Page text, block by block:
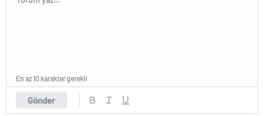
Gönder
En az 10 karakter gerekli